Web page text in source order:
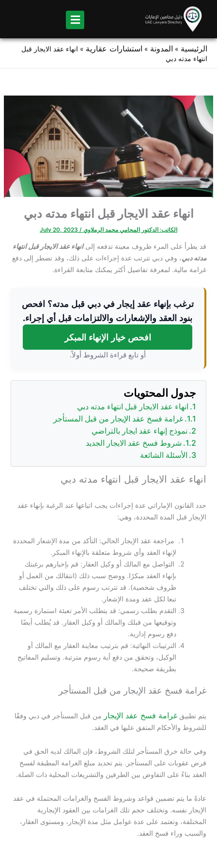
content
الرئيسية » المدونة » استشارات عقارية » انهاء عقد الايجار قبل
انتهاء مدته دبي
انهاء عقد الايجار قبل انتهاء مدته دبي
الكاتب: الدكتور المحامي محمد الرملاوي /
July 20, 2023
قد يطرأ على المرء ظروف معينة تدفعه إلىانهاء عقد الايجار قبل انتهاء
مدته دبي، وفي دبي تترتب عدة إجراءات على ذلك، وقد تضطر إلى دفع
غرامة مالية. لمعرفة تفاصيل أكثر يمكنك متابعة القراءة.
ترغب بإنهاء عقد إيجار في دبي قبل مدته؟ افحص
بنود العقد والإشعارات والالتزامات قبل أي إجراء.
افحص خيار الإنهاء المبكر
أو تابع قراءة الشروط أولاً.
جدول المحتويات
انهاء عقد الايجار قبل انتهاء مدته دبي
غرامة فسخ عقد الإيجار من قبل المستأجر
نموذج إنهاء عقد ايجار بالتراضي
شروط فسخ عقد الايجار الجديد
الأسئلة الشائعة
انهاء عقد الايجار قبل انتهاء مدته دبي
حدد القانون الإماراتي عدة إجراءات يجب اتباعها عند الرغبة بإنهاء عقد
الإيجار قبل المدة المحددة، وهي:
مراجعة عقد الإيجار الحالي: التأكد من مدة الإشعار المحددة
لإنهاء العقد وأي شروط متعلقة بالإنهاء المبكر.
التواصل مع المالك أو وكيل العقار: قم بإخبارهم برغبتك
بإنهاء العقد مبكرًا. ووضح سبب ذلك (انتقالك من العمل أو
ظروف شخصية). قد تترتب رسوم على ذلك والتي تختلف
تبعا لكل عقد ومدة الإشعار.
التقدم بطلب رسمي: قد يتطلب الأمر تعبئة استمارة رسمية
وتوقيعها من قبلك والمالك أو وكيل العقار. قد يُطلب أيضًا
دفع رسوم إدارية.
الترتيبات النهائية: قم بترتيب معاينة العقار مع المالك أو
الوكيل، وتحقق من دفع أية رسوم مترتبة. وتسليم المفاتيح
بطريقة صحيحة.
غرامة فسخ عقد الإيجار من قبل المستأجر
يتم تطبيق غرامة فسخ عقد الإيجار من قبل المستأجر في دبي وفقًا
للشروط والأحكام المتفق عليها في العقد.
وفي حالة خرق المستأجر لتلك الشروط، فإن المالك لديه الحق في
فرض عقوبات على المستأجر. يتم تحديد مبلغ الغرامة المطبقة لفسخ
العقد بناءً على التفاوض بين الطرفين والتشريعات المحلية ذات الصلة.
عادةً ما يتم تضمين قواعد وشروط الفسخ والغرامات المحتملة في عقد
الإيجار نفسه. وتختلف حجم تلك الغرامات بين العقود الإيجارية
المختلفة، وتعتمد على عدة عوامل مثل مدة الإيجار، ومستوى العقار،
والسبب وراء فسخ العقد.